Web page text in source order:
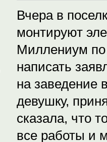
Вчера в
монтируют
Миллениум по
написать
на заведение
девушку,
сказала, что
все работы и